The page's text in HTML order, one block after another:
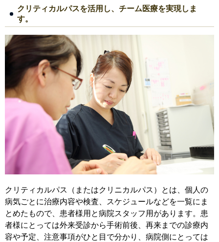
クリティカルパスを活用し、チーム医療を実現しま
す。
クリティカルパス（またはクリニカルパス）とは、個人の
病気ごとに治療内容や検査、スケジュールなどを一覧にま
とめたもので、患者様用と病院スタッフ用があります。患
者様にとっては外来受診から手術前後、再来までの診療内
容や予定、注意事項がひと目で分かり、病院側にとっては